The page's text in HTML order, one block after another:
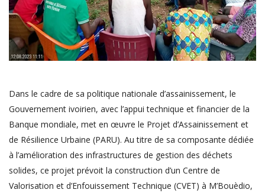
Dans le cadre de sa politique nationale d’assainissement, le
Gouvernement ivoirien, avec l’appui technique et financier de la
Banque mondiale, met en œuvre le Projet d’Assainissement et
de Résilience Urbaine (PARU). Au titre de sa composante dédiée
à l’amélioration des infrastructures de gestion des déchets
solides, ce projet prévoit la construction d’un Centre de
Valorisation et d’Enfouissement Technique (CVET) à M’Bouèdio,